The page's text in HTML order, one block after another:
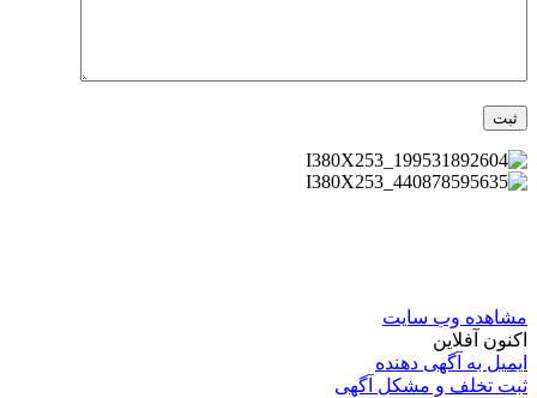
وب سایت
آفلاین
به آگهی دهنده
تخلف و مشکل آگهی